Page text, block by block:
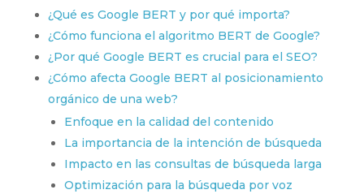
¿Qué es Google BERT y por qué importa?
¿Cómo funciona el algoritmo BERT de Google?
¿Por qué Google BERT es crucial para el SEO?
¿Cómo afecta Google BERT al posicionamiento
orgánico de una web?
Enfoque en la calidad del contenido
La importancia de la intención de búsqueda
Impacto en las consultas de búsqueda larga
Optimización para la búsqueda por voz